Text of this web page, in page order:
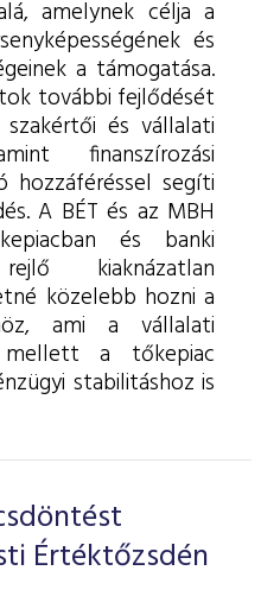
amelynek célja a
és
a támogatása.
további fejlődését
és vállalati
finanszírozási
hozzáféréssel segíti
A BÉT és az MBH
és banki
kiaknázatlan
közelebb hozni a
ami a vállalati
a tőkepiac
stabilitáshoz is
Értéktőzsdén